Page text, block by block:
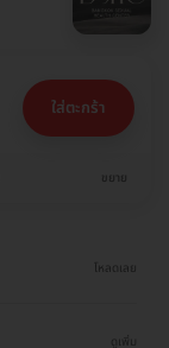
ใส่ตะกร้า
ขยาย
โหลดเลย
ดูเพิ่ม